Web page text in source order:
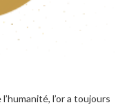
l’or a toujours